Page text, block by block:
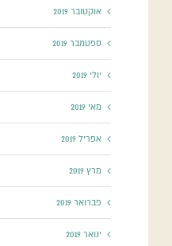
אוקטובר 2019
ספטמבר 2019
יולי 2019
מאי 2019
אפריל 2019
מרץ 2019
פברואר 2019
ינואר 2019